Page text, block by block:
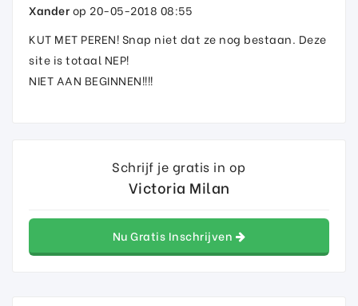
Xanderop 20-05-2018 08:55
KUT MET PEREN! Snap niet dat ze nog bestaan. Deze
site is totaal NEP!
NIET AAN BEGINNEN!!!!
Schrijf je gratis in op
Victoria Milan
Nu Gratis Inschrijven